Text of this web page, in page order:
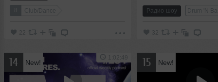
8 Club/Dance
22
Радио-шоу Drum 'N
32
14 New!
1:02:49 15 New!